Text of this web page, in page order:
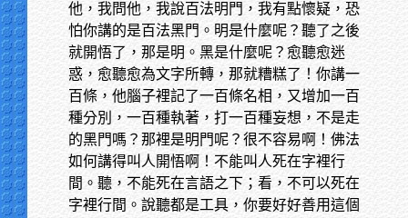
他，我問他，我說百法明門，我有點懷疑，恐
怕你講的是百法黑門。明是什麼呢？聽了之後
就開悟了，那是明。黑是什麼呢？愈聽愈迷
惑，愈聽愈為文字所轉，那就糟糕了！你講一
百條，他腦子裡記了一百條名相，又增加一百
種分別，一百種執著，打一百種妄想，不是走
的黑門嗎？那裡是明門呢？很不容易啊！佛法
如何講得叫人開悟啊！不能叫人死在字裡行
間。聽，不能死在言語之下；看，不可以死在
字裡行間。說聽都是工具，你要好好善用這個